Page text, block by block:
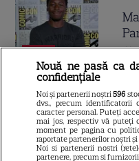
3
Nouă ne pasă ca
confidențiale
Noi și partenerii noștri596
dvs., precum identificatorii
caracter personal. Puteți
mai jos, respectiv vă
moment pe pagina cu
raportate partenerilor noștri
Noi si partenerii nostri
partenere, precum si